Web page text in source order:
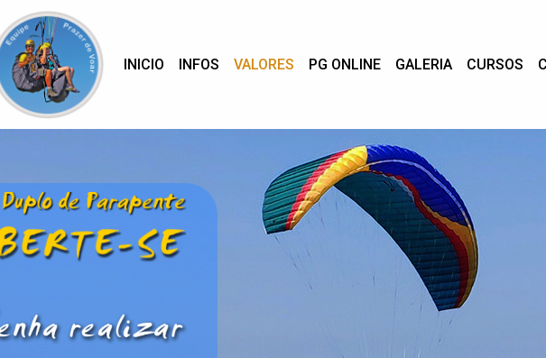
INICIO INFOS VALORES PG ONLINE GALERIA CURSOS